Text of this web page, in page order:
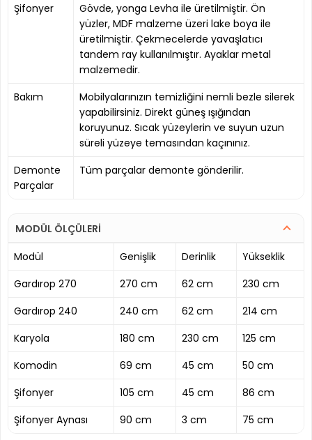
Şifonyer
Gövde, yonga Levha ile üretilmiştir. Ön
yüzler, MDF malzeme üzeri lake boya ile
üretilmiştir. Çekmecelerde yavaşlatıcı
tandem ray kullanılmıştır. Ayaklar metal
malzemedir.
Bakım
Mobilyalarınızın temizliğini nemli bezle silerek
yapabilirsiniz. Direkt güneş ışığından
koruyunuz. Sıcak yüzeylerin ve suyun uzun
süreli yüzeye temasından kaçınınız.
Demonte
Parçalar
Tüm parçalar demonte gönderilir.
MODÜL ÖLÇÜLERİ
Modül
Genişlik Derinlik
Yükseklik
Gardırop 270
270 cm 62 cm
230 cm
Gardırop 240
240 cm 62 cm
214 cm
Karyola
180 cm 230 cm
125 cm
Komodin
69 cm 45 cm
50 cm
Şifonyer
105 cm 45 cm
86 cm
Şifonyer Aynası
90 cm 3 cm 75 cm